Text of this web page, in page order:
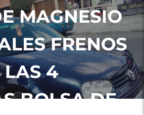
MAGNESIO
FRENOS
LAS 4
BOLSA DE